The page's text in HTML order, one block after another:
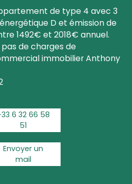
de type 4 avec 3
D et émission de
1492€ et 2018€ annuel.
de charges de
immobilier Anthony
6 32 66 58
51
Envoyer un
mail